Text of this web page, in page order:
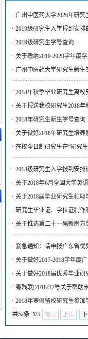
· 广州中医药大学2026年研
· ​2019级研究生入学报到安
· 2019级研究生学号查询
· 关于缴纳2019-2020学年度
· 广州中医药大学研究生新
· 2018年秋季毕业研究生离
· 关于报送我校研究生2018
· 2018年研究生新生学号查询
· 关于做好2018年研究生培
· 在校全日制研究生在“研究
· 2018级研究生入学报到安
· 关于2018年6月全国大学英
· 关于2018届毕业研究生领
· 研究生毕业证、学位证制
· 关于推选第二十一届新南
· 紧急通知：请申报广东省
· 关于做好2017-2018学年度
· 关于做好2018届优秀毕业
· 粤残联[2018]37号关于帮助
· 2018年寒假留校研究生参
共52条 1/3
首页 上页